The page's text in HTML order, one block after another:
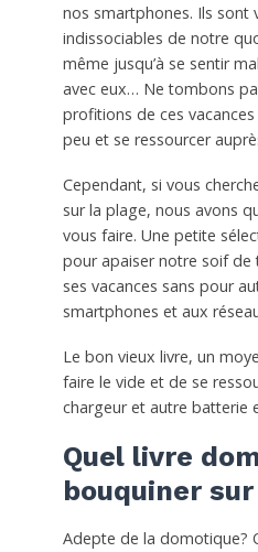
nos smartphones. Ils sont
indissociables de notre
même jusqu’à se sentir
avec eux… Ne tombons
profitions de ces
peu et se ressourcer
Cependant, si vous
sur la plage, nous avons
vous faire. Une petite
pour apaiser notre soif de
ses vacances sans pour
smartphones et aux
Le bon vieux livre, un
faire le vide et de se
chargeur et autre batterie
Quel livre
bouquiner
Adepte de la domotique?